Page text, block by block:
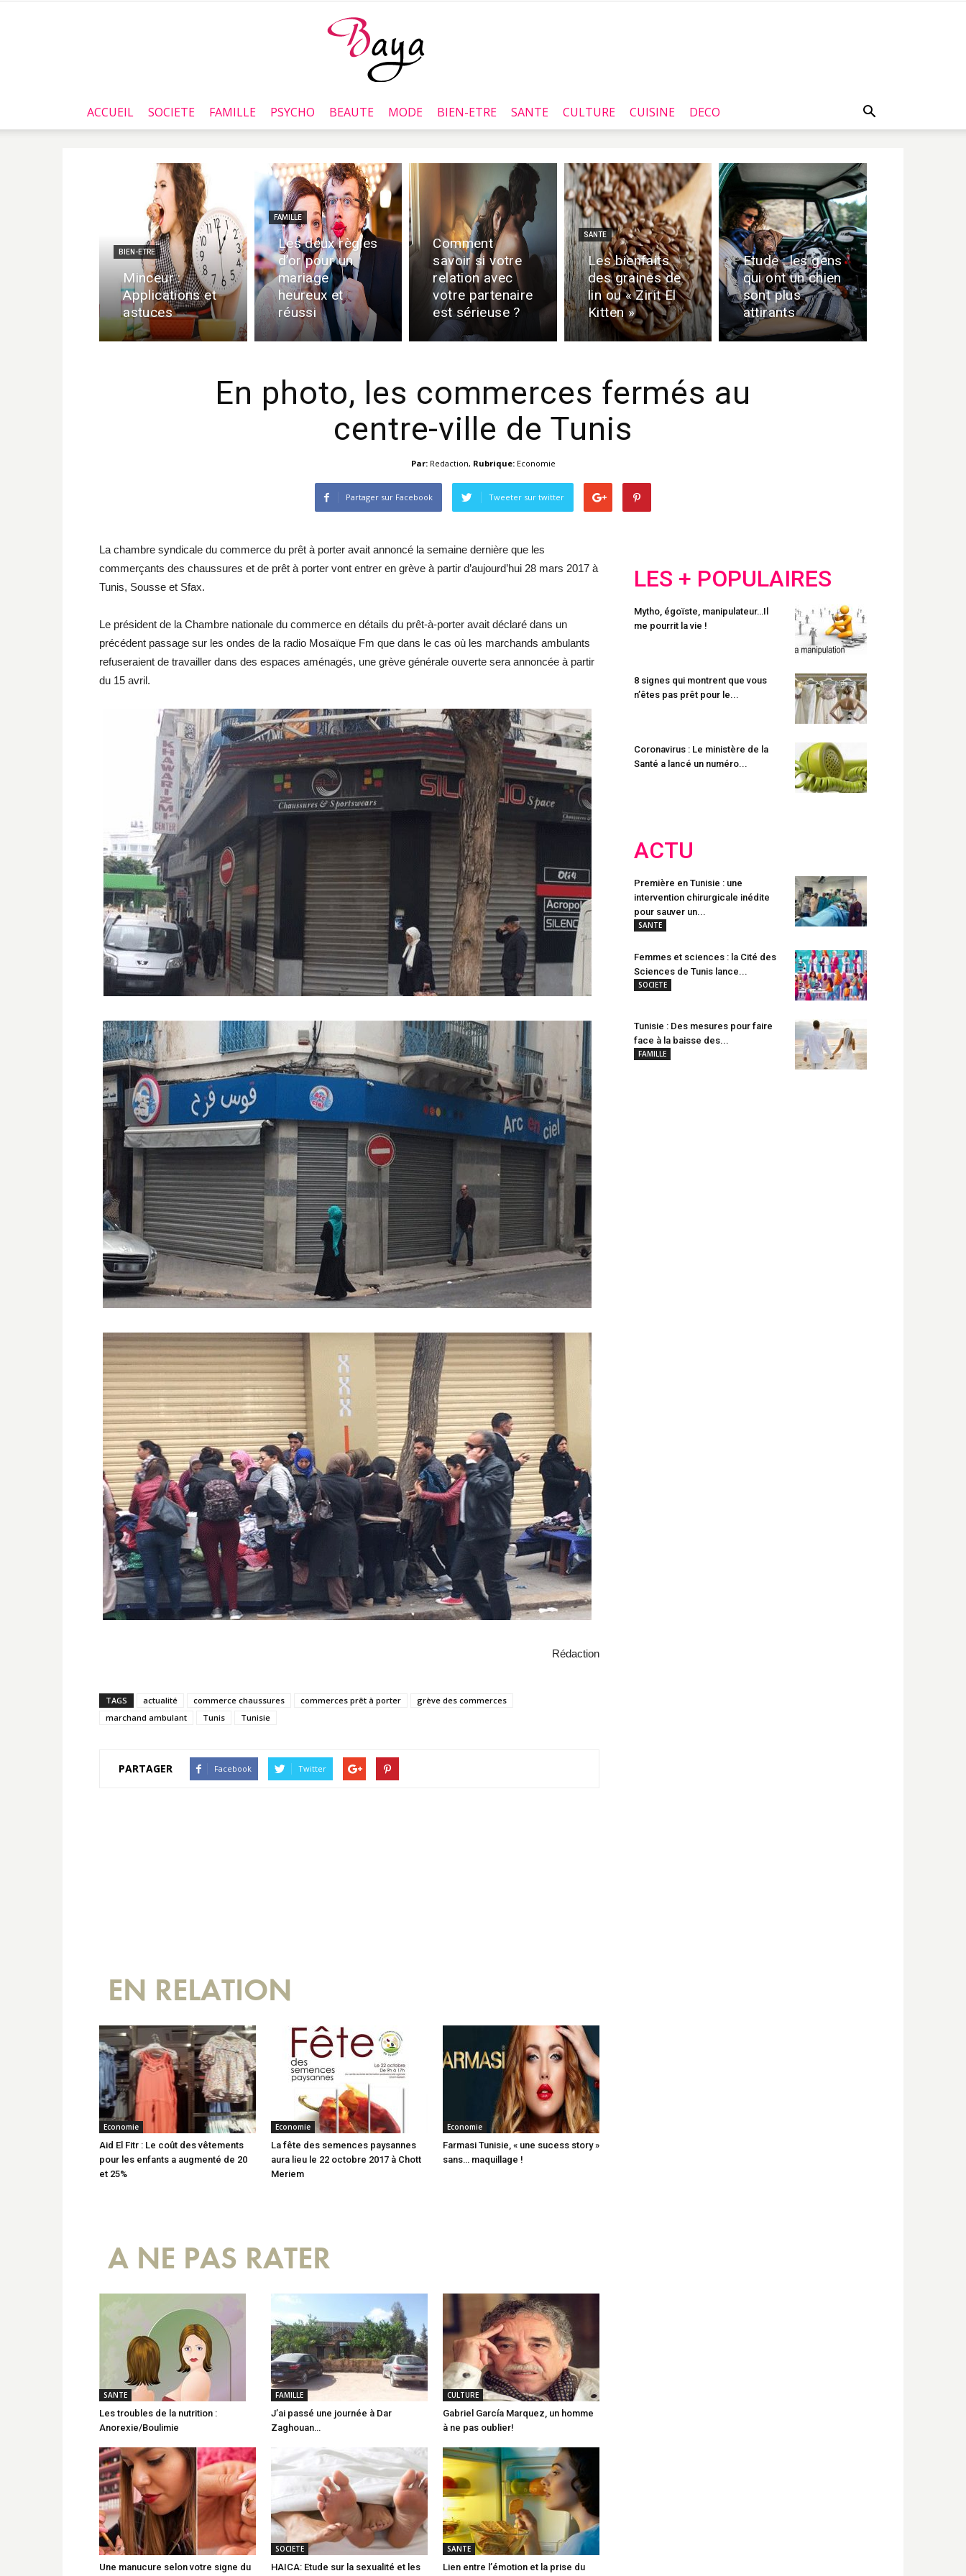
Baya.tn
ACCUEIL SOCIETE FAMILLE PSYCHO BEAUTE MODE BIEN-ETRE SANTE CULTURE CUISINE DECO
BIEN-ETRE
Minceur :
Applications et
astuces
FAMILLE
Les deux règles
d’or pour un
mariage
heureux et
réussi
Comment
savoir si votre
relation avec
votre partenaire
est sérieuse ?
SANTE
Les bienfaits
des graines de
lin ou « Zirit El
Kitten »
Etude : les gens
qui ont un chien
sont plus
attirants
En photo, les commerces fermés au
centre-ville de Tunis
Par: Redaction, Rubrique: Economie
Partager sur Facebook Tweeter sur twitter
La chambre syndicale du commerce du prêt à porter avait annoncé la semaine dernière que les
commerçants des chaussures et de prêt à porter vont entrer en grève à partir d’aujourd’hui 28 mars 2017 à
Tunis, Sousse et Sfax.
Le président de la Chambre nationale du commerce en détails du prêt-à-porter avait déclaré dans un
précédent passage sur les ondes de la radio Mosaïque Fm que dans le cas où les marchands ambulants
refuseraient de travailler dans des espaces aménagés, une grève générale ouverte sera annoncée à partir
du 15 avril.
Rédaction
TAGS actualité commerce chaussures commerces prêt à porter
grève des commerces
marchand ambulant
Tunis Tunisie
PARTAGER Facebook Twitter
EN RELATION
Economie
Aid El Fitr : Le coût des vêtements
pour les enfants a augmenté de 20
et 25%
Economie
La fête des semences paysannes
aura lieu le 22 octobre 2017 à Chott
Meriem
Economie
Farmasi Tunisie, « une sucess story »
sans… maquillage !
A NE PAS RATER
SANTE
Les troubles de la nutrition :
Anorexie/Boulimie
FAMILLE
J’ai passé une journée à Dar
Zaghouan…
CULTURE
Gabriel García Marquez, un homme
à ne pas oublier!
Une manucure selon votre signe du
SOCIETE
HAICA: Etude sur la sexualité et les
SANTE
Lien entre l’émotion et la prise du
LES + POPULAIRES
Mytho, égoïste, manipulateur…Il
me pourrit la vie !
8 signes qui montrent que vous
n’êtes pas prêt pour le...
Coronavirus : Le ministère de la
Santé a lancé un numéro...
ACTU
Première en Tunisie : une
intervention chirurgicale inédite
pour sauver un...
SANTE
Femmes et sciences : la Cité des
Sciences de Tunis lance...
SOCIETE
Tunisie : Des mesures pour faire
face à la baisse des...
FAMILLE